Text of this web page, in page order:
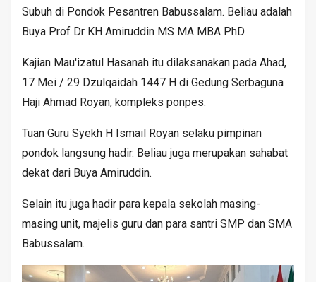
Subuh di Pondok Pesantren Babussalam. Beliau adalah
Buya Prof Dr KH Amiruddin MS MA MBA PhD.
Kajian Mau'izatul Hasanah itu dilaksanakan pada Ahad,
17 Mei / 29 Dzulqaidah 1447 H di Gedung Serbaguna
Haji Ahmad Royan, kompleks ponpes.
Tuan Guru Syekh H Ismail Royan selaku pimpinan
pondok langsung hadir. Beliau juga merupakan sahabat
dekat dari Buya Amiruddin.
Selain itu juga hadir para kepala sekolah masing-
masing unit, majelis guru dan para santri SMP dan SMA
Babussalam.